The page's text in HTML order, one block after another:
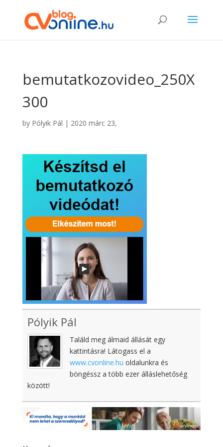
bemutatkozovideo_250X
300
by Pólyik Pál | 2020 márc 23,
Pólyik Pál
Találd meg álmaid állását egy
kattintásra! Látogass el a
www.cvonline.hu oldalunkra és
böngéssz a több ezer álláslehetőség
között!